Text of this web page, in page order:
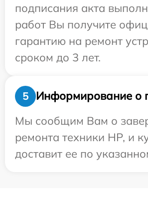
подписания акта
работ Вы получите
гарантию на ремонт
сроком до 3 лет.
5
Информирование о
Мы сообщим Вам о
ремонта техники HP, и
доставит ее по